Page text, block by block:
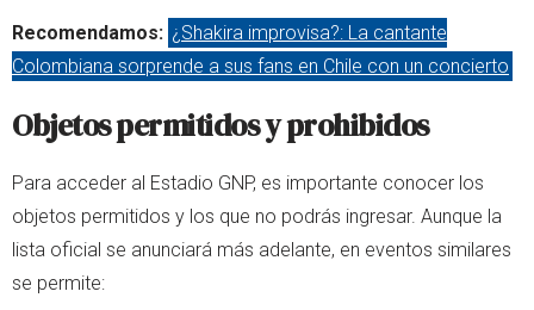
Recomendamos: ¿Shakira improvisa?: La cantante
Colombiana sorprende a sus fans en Chile con un concierto
Objetos permitidos y prohibidos
Para acceder al Estadio GNP, es importante conocer los
objetos permitidos y los que no podrás ingresar. Aunque la
lista oficial se anunciará más adelante, en eventos similares
se permite: